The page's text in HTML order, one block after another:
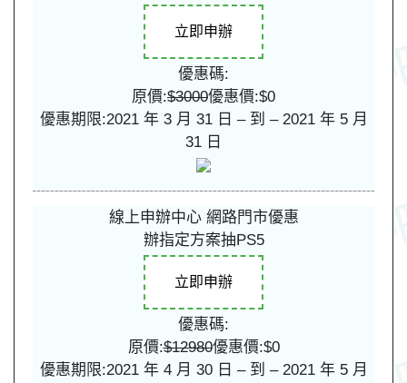
立即申辦
優惠碼:
原價:$3000優惠價:$0
優惠期限:2021 年 3 月 31 日 – 到 – 2021 年 5 月
31 日
線上申辦中心 網路門市優惠
辦指定方案抽PS5
立即申辦
優惠碼:
原價:$12980優惠價:$0
優惠期限:2021 年 4 月 30 日 – 到 – 2021 年 5 月